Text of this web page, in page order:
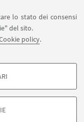
lo stato dei consensi
del sito.
policy.
sul sito, per analisi
(a cura